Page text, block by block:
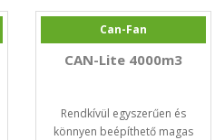
Can-Fan
CAN-Lite 4000m3
Rendkívül egyszerűen és
könnyen beépíthető magas